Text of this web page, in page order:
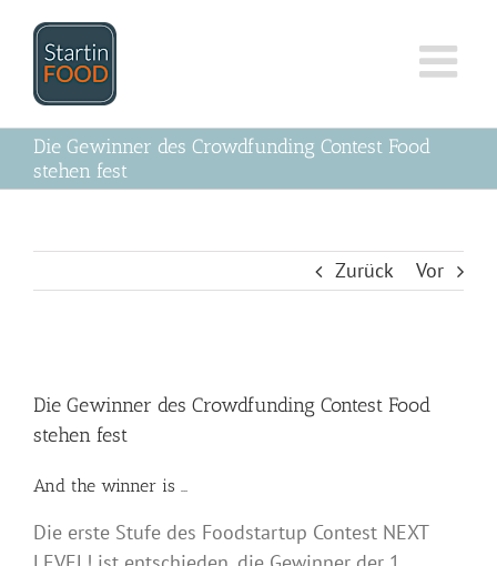
Inhalt
springen
Die Gewinner des Crowdfunding Contest Food
stehen fest
Zurück Vor
grösseres
Bild
Die Gewinner des Crowdfunding Contest Food
stehen fest
And the winner is …
Die erste Stufe des Foodstartup Contest NEXT